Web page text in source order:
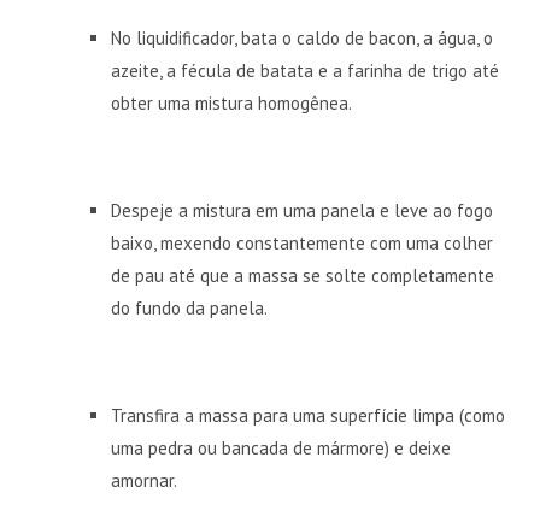
No liquidificador, bata o caldo de bacon, a água, o
azeite, a fécula de batata e a farinha de trigo até
obter uma mistura homogênea.
Despeje a mistura em uma panela e leve ao fogo
baixo, mexendo constantemente com uma colher
de pau até que a massa se solte completamente
do fundo da panela.
Transfira a massa para uma superfície limpa (como
uma pedra ou bancada de mármore) e deixe
amornar.